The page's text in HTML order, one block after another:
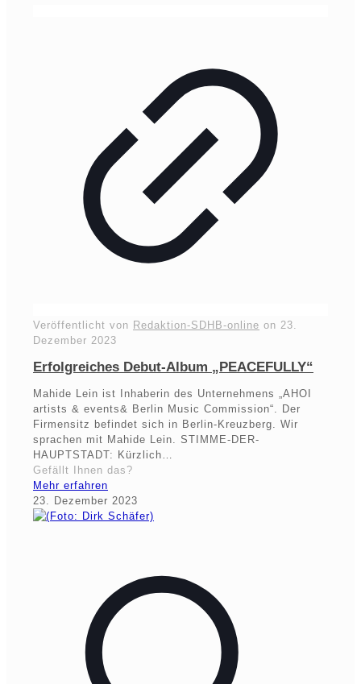
Veröffentlicht von Redaktion-SDHB-online on 23.
Dezember 2023
Erfolgreiches Debut-Album „PEACEFULLY“
Mahide Lein ist Inhaberin des Unternehmens „AHOI
artists & events& Berlin Music Commission“. Der
Firmensitz befindet sich in Berlin-Kreuzberg. Wir
sprachen mit Mahide Lein. STIMME-DER-
HAUPTSTADT: Kürzlich…
Gefällt Ihnen das?
Mehr erfahren
23. Dezember 2023